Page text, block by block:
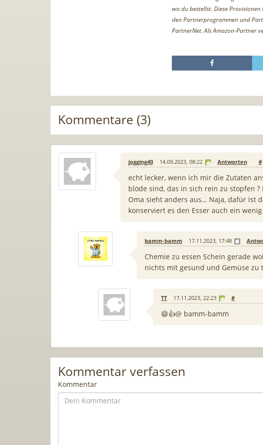
wo du bestellst. Diese
den Partnerprogrammen und
PartnerNet. Als Amazon-Partner
Kommentare (3)
jogging40 14.09.2023, 08:22 Antworten #
echt lecker, wenn ich mir die Zutaten
blöde sind, das in sich rein zu stopfen
Oma sieht anders aus… Naja, dafür ist
konserviert es den Esser auch ein
bamm-bamm 17.11.2023, 17:48
Chemie zu essen Schein gerade
nichts mit gesund und Gemüse zu
TT 17.11.2023, 22:23 #
😄👍@ bamm-bamm
Kommentar verfassen
Kommentar